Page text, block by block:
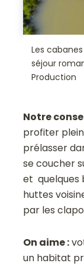
Les
séjour
Production
Notre
profiter
prélasser
se coucher
et quelques
huttes
par les
On aime :
un habitat